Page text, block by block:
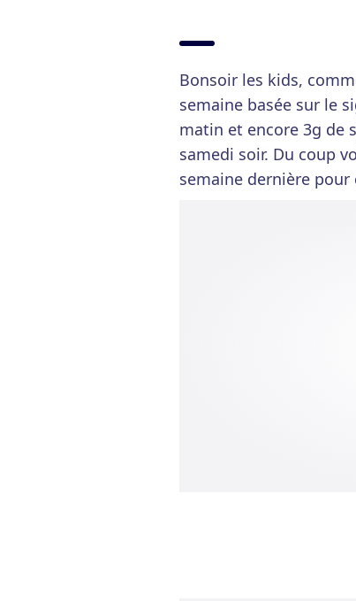
Bonsoir les kids,
semaine basée sur le
matin et encore 3g de
samedi soir. Du coup
semaine dernière pour